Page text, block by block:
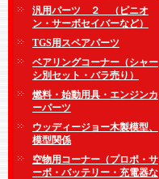
汎用パーツ ２ （ピニオ
ン・サーボセイバーなど）
TGS用スペアパーツ
ベアリングコーナー（シャー
シ別セット・バラ売り）
燃料・始動用具・エンジンカ
ーパーツ
ウッディージョー木製模型、
模型関係
空物用コーナー（プロポ・サ
ーボ・バッテリー・充電器な